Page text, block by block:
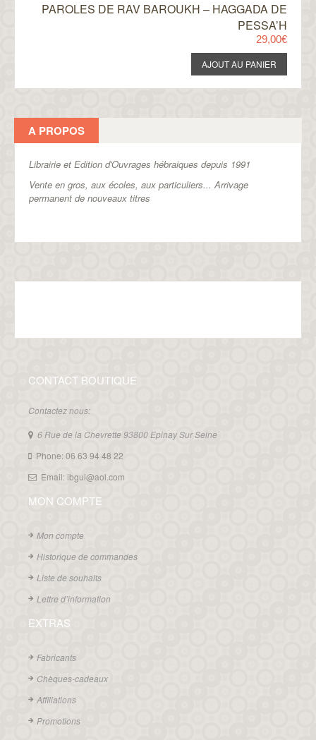
PAROLES DE RAV BAROUKH – HAGGADA DE
PESSA’H
29,00€
A PROPOS
Librairie et Edition d'Ouvrages hébraiques depuis 1991
Vente en gros, aux écoles, aux particuliers...Arrivage
permanent de nouveaux titres
CONTACT BOUTIQUE
Contactez nous:
6 Rue de la Chevrette 93800 Epinay Sur Seine
Phone: 06 63 94 48 22
Email: ibgui@aol.com
MON COMPTE
Mon compte
Historique de commandes
Liste de souhaits
Lettre d’information
EXTRAS
Fabricants
Chèques-cadeaux
Affiliations
Promotions